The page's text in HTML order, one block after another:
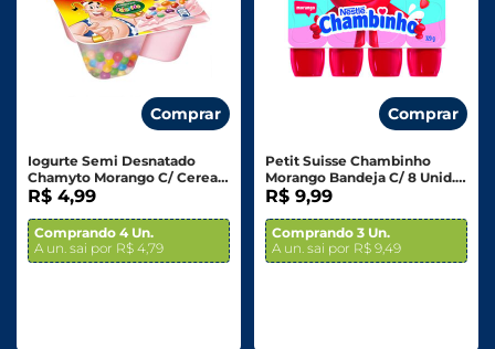
Comprar
Iogurte Semi Desnatado
Chamyto Morango C/ Cereais
Colorido - 130g
R$ 4,99
Comprando 4 Un.
A un. sai por R$ 4,79
Comprar
Petit Suisse Chambinho
Morango Bandeja C/ 8 Unid.
320g
R$ 9,99
Comprando 3 Un.
A un. sai por R$ 9,49